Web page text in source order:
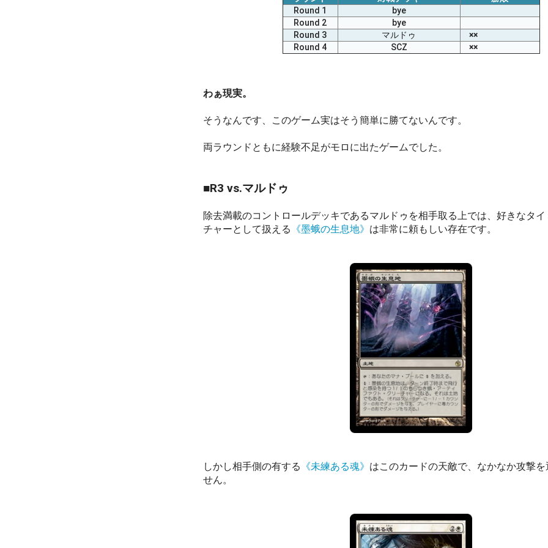
Round 1
bye
Round 2
bye
Round 3
マルドゥ
××
Round 4
SCZ ××
わぁ現実。
そうなんです、このゲーム実はそう簡単に勝てないんです。
両ラウンドともに経験不足がモロに出たゲームでした。
■R3 vs.マルドゥ
除去満載のコントロールデッキであるマルドゥを相手取る上では、好きなタ
チャーとして扱える 《墨蛾の生息地》 は非常に頼もしい存在です。
しかし相手側の有する 《未練ある魂》 はこのカードの天敵で、なかなか攻撃を
せん。